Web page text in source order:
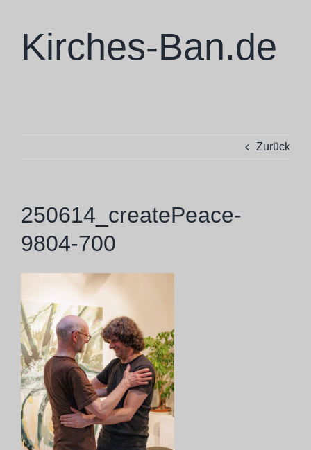
springenKirches-Ban.de
Zurück
250614_createPeace-
9804-700